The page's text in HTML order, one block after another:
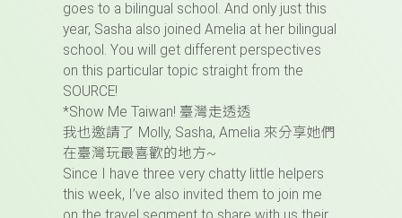
goes to a bilingual school. And only just this
year, Sasha also joined Amelia at her bilingual
school. You will get different perspectives
on this particular topic straight from the
SOURCE!
*Show Me Taiwan! 臺灣走透透
我也邀請了 Molly, Sasha, Amelia 來分享她們
在臺灣玩最喜歡的地方~
Since I have three very chatty little helpers
this week, I’ve also invited them to join me